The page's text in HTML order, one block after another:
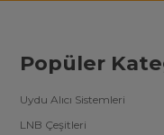
Popüler
Uydu Alıcı Sistemleri
LNB Çeşitleri